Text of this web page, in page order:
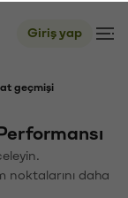
Giriş yap
geçmişi
noktalarını daha